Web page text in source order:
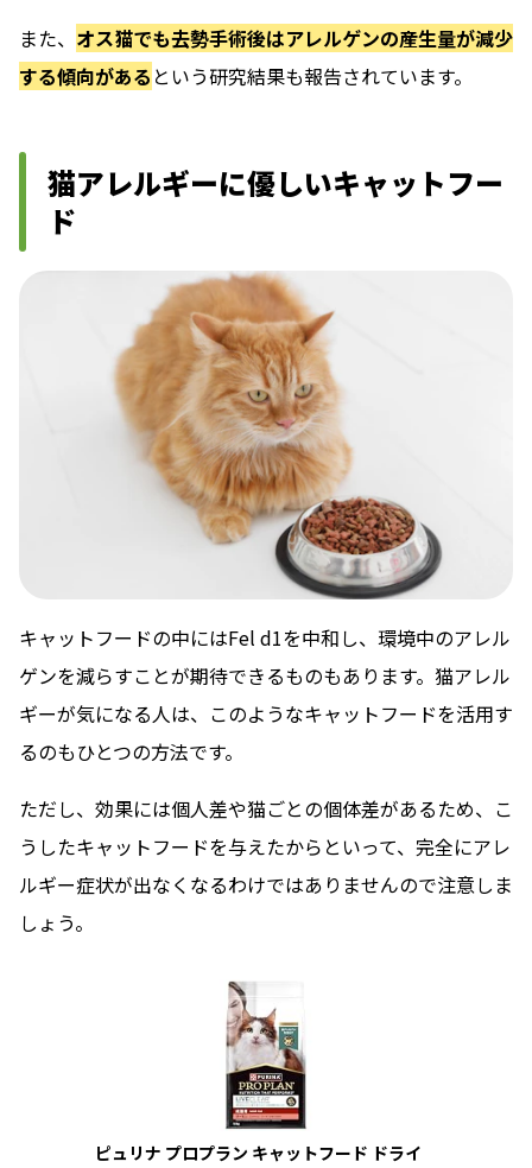
また、 オス猫でも去勢手術後はアレルゲンの産生量が減少
する傾向がある という研究結果も報告されています。
猫アレルギーに優しいキャットフー
ド
キャットフードの中にはFel d1を中和し、環境中のアレル
ゲンを減らすことが期待できるものもあります。猫アレル
ギーが気になる人は、このようなキャットフードを活用す
るのもひとつの方法です。
ただし、効果には個人差や猫ごとの個体差があるため、こ
うしたキャットフードを与えたからといって、完全にアレ
ルギー症状が出なくなるわけではありませんので注意しま
しょう。
ピュリナ プロプラン キャットフード ドライ